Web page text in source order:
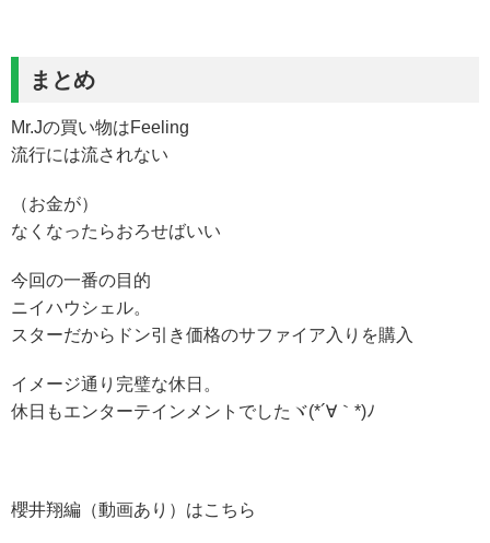
まとめ
Mr.Jの買い物はFeeling
流行には流されない
（お金が）
なくなったらおろせばいい
今回の一番の目的
ニイハウシェル。
スターだからドン引き価格のサファイア入りを購入
イメージ通り完璧な休日。
休日もエンターテインメントでしたヾ(*´∀｀*)ﾉ
櫻井翔編（動画あり）はこちら